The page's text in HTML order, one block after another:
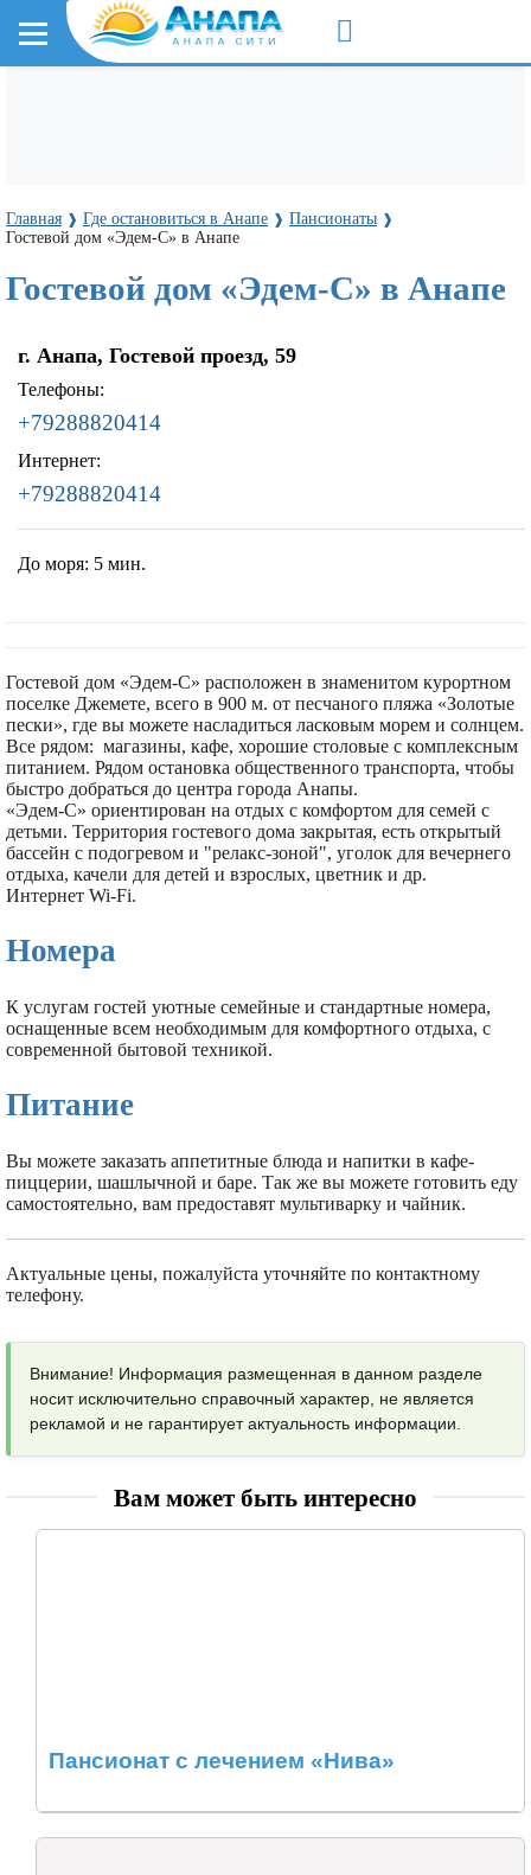
Главная ❱ Где остановиться в Анапе ❱ Пансионаты ❱
Гостевой дом «Эдем-С» в Анапе
Гостевой дом «Эдем-С» в Анапе
г. Анапа, Гостевой проезд, 59
Телефоны:
+79288820414
Интернет:
+79288820414
До моря: 5 мин.
Гостевой дом «Эдем-С» расположен в знаменитом курортном
поселке Джемете, всего в 900 м. от песчаного пляжа «Золотые
пески», где вы можете насладиться ласковым морем и солнцем.
Все рядом: магазины, кафе, хорошие столовые с комплексным
питанием. Рядом остановка общественного транспорта, чтобы
быстро добраться до центра города Анапы.
«Эдем-С» ориентирован на отдых с комфортом для семей с
детьми. Территория гостевого дома закрытая, есть открытый
бассейн с подогревом и "релакс-зоной", уголок для вечернего
отдыха, качели для детей и взрослых, цветник и др.
Интернет Wi-Fi.
Номера
К услугам гостей уютные семейные и стандартные номера,
оснащенные всем необходимым для комфортного отдыха, с
современной бытовой техникой.
Питание
Вы можете заказать аппетитные блюда и напитки в кафе-
пиццерии, шашлычной и баре. Так же вы можете готовить еду
самостоятельно, вам предоставят мультиварку и чайник.
Актуальные цены, пожалуйста уточняйте по контактному
телефону.
Внимание! Информация размещенная в данном разделе
носит исключительно справочный характер, не является
рекламой и не гарантирует актуальность информации.
Вам может быть интересно
Пансионат с лечением «Нива»